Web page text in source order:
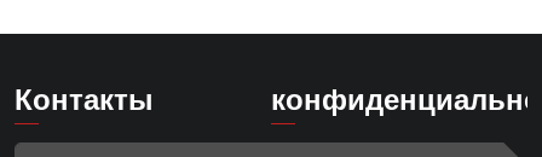
Контакты